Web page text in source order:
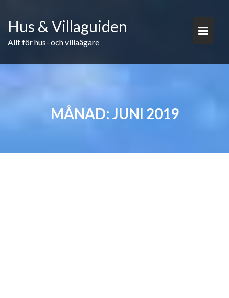
content
Hus & Villaguiden
Allt för hus- och villaägare
MÅNAD: JUNI 2019